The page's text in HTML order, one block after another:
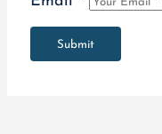
Submit